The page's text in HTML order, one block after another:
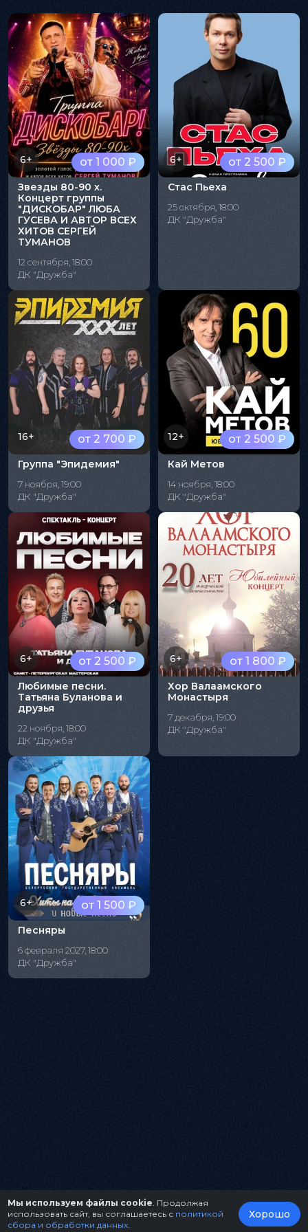
от 1 000 ₽
6+
Звезды 80-90 х.
Концерт группы
"ДИСКОБАР" ЛЮБА
ГУСЕВА И АВТОР ВСЕХ
ХИТОВ СЕРГЕЙ
ТУМАНОВ
12 сентября, 18:00
ДК "Дружба"
от 2 500 ₽
6+
Стас Пьеха
25 октября, 18:00
ДК "Дружба"
от 2 700 ₽
16+
Группа "Эпидемия"
7 ноября, 19:00
ДК "Дружба"
от 2 500 ₽
12+
Кай Метов
14 ноября, 18:00
ДК "Дружба"
от 2 500 ₽
6+
Любимые песни.
Татьяна Буланова и
друзья
22 ноября, 18:00
ДК "Дружба"
от 1 800 ₽
6+
Хор Валаамского
Монастыря
7 декабря, 19:00
ДК "Дружба"
от 1 500 ₽
6+
Песняры
6 февраля 2027, 18:00
ДК "Дружба"
Мы используем файлы cookie . Продолжая
использовать сайт, вы соглашаетесь с политикой
сбора и обработки данных
Хорошо